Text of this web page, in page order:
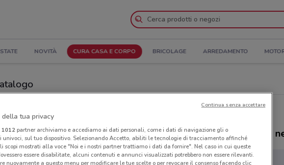
NOVITÀ CURA CASA E CORPO BRICOLAGE ARREDAMENTO
Negozi Proshop
della tua privacy
1012partner archiviamo e accediamo ai dati personali, come i dati di navigazione gli o
sul tuo dispositivo. Selezionando Accetto, abiliti le tecnologie di tracciamento affinché
scopi mostrati alla voce "Noi e i nostri partner trattiamo i dati da fornire". Nel caso in cui queste
essere disabilitate, alcuni contenuti e annunci visualizzati potrebbero non essere rilevanti.
nuovamente a questo menu per modificare le tue scelte o per revocare il consenso facendo clic
Continua senza accettare